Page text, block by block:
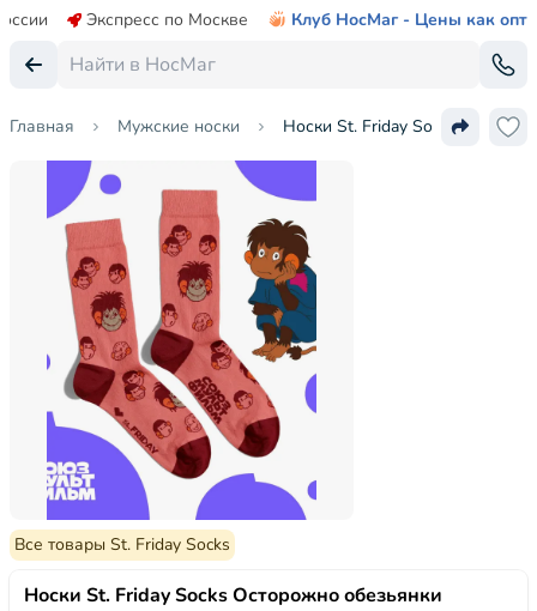
Экспресс по Москве Клуб НосМаг - Цены как опт
Главная Мужские носки Носки St. Friday Socks
Все товары St. Friday Socks
Носки St. Friday Socks Осторожно обезьянки